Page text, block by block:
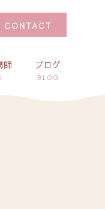
CONTACT
師 ブログ
BLOG